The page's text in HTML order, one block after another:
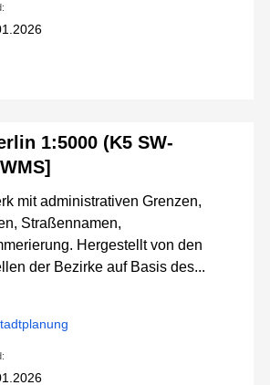
1:5000 (K5 SW-
mit administrativen Grenzen,
Straßennamen,
Hergestellt von den
der Bezirke auf Basis des...